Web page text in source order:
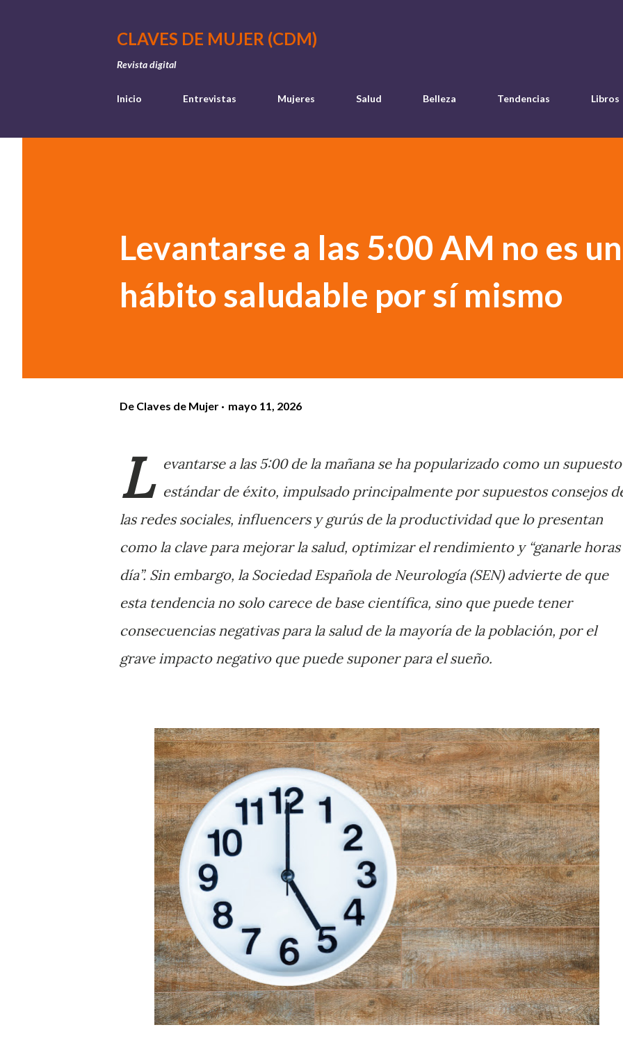
CLAVES DE MUJER (CDM)
Revista digital
Inicio Entrevistas Mujeres Salud Belleza Tendencias Libros
Levantarse a las 5:00 AM no es un
hábito saludable por sí mismo
De Claves de Mujer mayo 11, 2026
L
evantarse a las 5:00 de la mañana se ha popularizado como un supuesto
estándar de éxito, impulsado principalmente por supuestos consejos
las redes sociales, influencers y gurús de la productividad que lo presentan
como la clave para mejorar la salud, optimizar el rendimiento y “ganarle horas
día”. Sin embargo, la Sociedad Española de Neurología (SEN) advierte de que
esta tendencia no solo carece de base científica, sino que puede tener
consecuencias negativas para la salud de la mayoría de la población, por el
grave impacto negativo que puede suponer para el sueño.